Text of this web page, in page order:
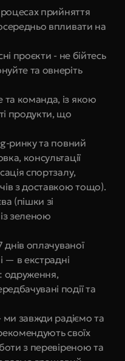
прийняття
впливати на
проєкти - не бійтесь
та овнеріть
команда, із якою
продукти, що
ринку та повний
консультації
спортзалу,
з доставкою тощо).
(пішки зі
зеленою
днів оплачуваної
— в екстрадні
одруження,
події та
ми завжди радіємо та
своїх
з перевіреною та